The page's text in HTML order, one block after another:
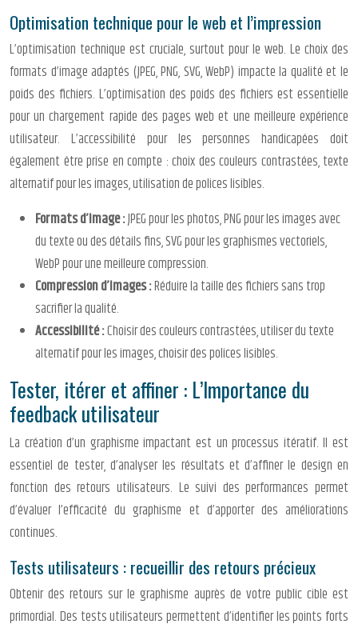
Optimisation technique pour le web et l’impression
L’optimisation technique est cruciale, surtout pour le web. Le choix des
formats d’image adaptés (JPEG, PNG, SVG, WebP) impacte la qualité et le
poids des fichiers. L’optimisation des poids des fichiers est essentielle
pour un chargement rapide des pages web et une meilleure expérience
utilisateur. L’accessibilité pour les personnes handicapées doit
également être prise en compte : choix des couleurs contrastées, texte
alternatif pour les images, utilisation de polices lisibles.
Formats d’image :JPEG pour les photos, PNG pour les images avec
du texte ou des détails fins, SVG pour les graphismes vectoriels,
WebP pour une meilleure compression.
Compression d’images :Réduire la taille des fichiers sans trop
sacrifier la qualité.
Accessibilité :Choisir des couleurs contrastées, utiliser du texte
alternatif pour les images, choisir des polices lisibles.
Tester, itérer et affiner : L’Importance du
feedback utilisateur
La création d’un graphisme impactant est un processus itératif. Il est
essentiel de tester, d’analyser les résultats et d’affiner le design en
fonction des retours utilisateurs. Le suivi des performances permet
d’évaluer l’efficacité du graphisme et d’apporter des améliorations
continues.
Tests utilisateurs : recueillir des retours précieux
Obtenir des retours sur le graphisme auprès de votre public cible est
primordial. Des tests utilisateurs permettent d’identifier les points forts